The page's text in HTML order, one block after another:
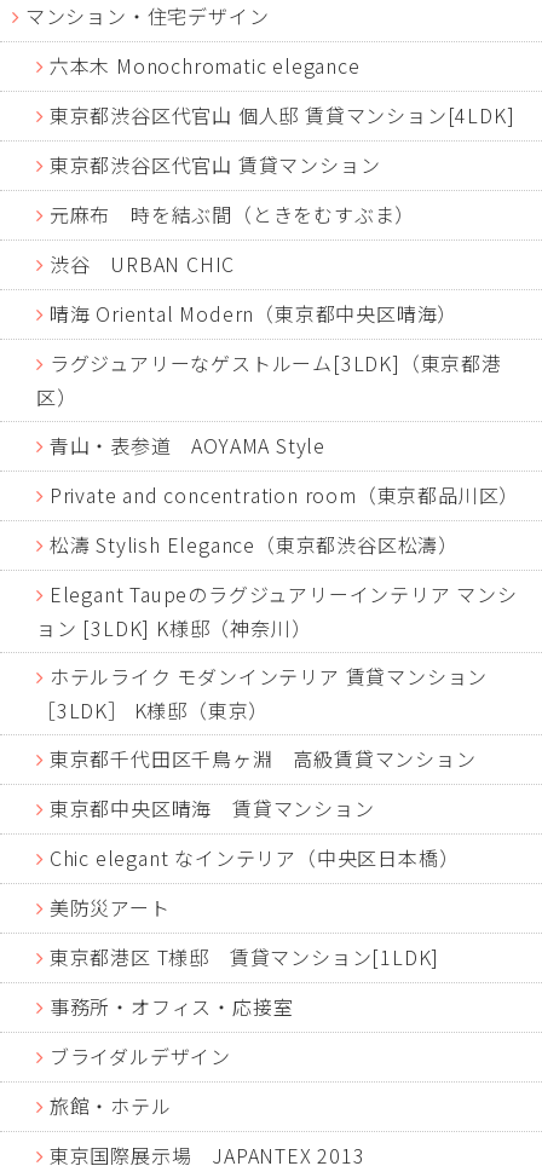
マンション・住宅デザイン
六本木 Monochromatic elegance
東京都渋谷区代官山 個人邸 賃貸マンション[4LDK]
東京都渋谷区代官山 賃貸マンション
元麻布 時を結ぶ間（ときをむすぶま）
渋谷 URBAN CHIC
晴海 Oriental Modern（東京都中央区晴海）
ラグジュアリーなゲストルーム[3LDK]（東京都港
区）
青山・表参道 AOYAMA Style
Private and concentration room（東京都品川区）
松濤 Stylish Elegance（東京都渋谷区松濤）
Elegant Taupeのラグジュアリーインテリア マンシ
ョン [3LDK] K様邸（神奈川）
ホテルライク モダンインテリア 賃貸マンション
［3LDK］ K様邸（東京）
東京都千代田区千鳥ヶ淵 高級賃貸マンション
東京都中央区晴海 賃貸マンション
Chic elegant なインテリア（中央区日本橋）
美防災アート
東京都港区 T様邸 賃貸マンション[1LDK]
事務所・オフィス・応接室
ブライダルデザイン
旅館・ホテル
東京国際展示場 JAPANTEX 2013